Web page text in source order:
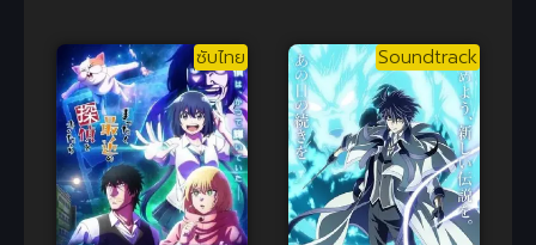
แอนิเมชันสุด
ซึ้ง
ซับไทย Soundtrack